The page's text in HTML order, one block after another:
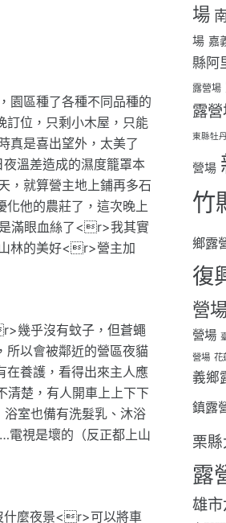
園區種了各種不同品種的
位，只剩小木屋，只能
真是喜出望外，太美了
溫差造成的濕度籠罩本
，就算營主地上鋪再多石
他的農莊了，這次晚上
滿眼血絲了<r>我其實
林的美好<r>營主加
幾乎沒有蚊子，但蒼蠅
以會被鄰近的營區夜貓
養護，看得出來主人應
清楚，有人開車上上下下
室也備有洗髮乳、沐浴
電視是壞的（反正都上山
什麼夜景<r>可以將車
場
場 嘉
縣阿
露營場
露
東縣牡
營場
竹
鄉露
復
營
營場
營場 花
義鄉
鎮露
栗
露
雄